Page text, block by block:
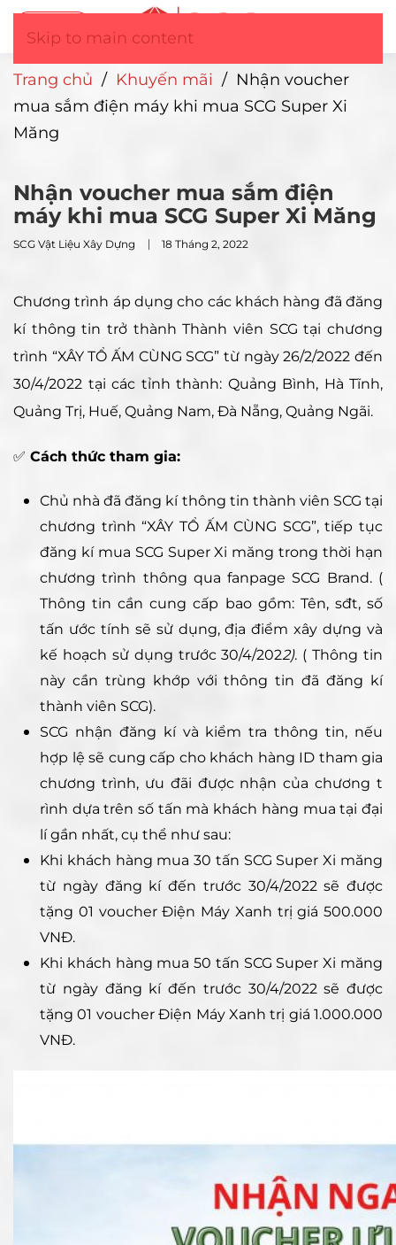
Skip to main content
Trang chủ / Khuyến mãi / Nhận voucher
mua sắm điện máy khi mua SCG Super Xi
Măng
Nhận voucher mua sắm điện
máy khi mua SCG Super Xi Măng
SCG Vật Liệu Xây Dựng 18 Tháng 2, 2022
Chương trình áp dụng cho các khách hàng đã đăng
kí thông tin trở thành Thành viên SCG tại chương
trình “XÂY TỔ ẤM CÙNG SCG” từ ngày 26/2/2022 đến
30/4/2022 tại các tỉnh thành: Quảng Bình, Hà Tĩnh,
Quảng Trị, Huế, Quảng Nam, Đà Nẵng, Quảng Ngãi.
✅ Cách thức tham gia:
Chủ nhà đã đăng kí thông tin thành viên SCG tại
chương trình “XÂY TỔ ẤM CÙNG SCG”, tiếp tục
đăng kí mua SCG Super Xi măng trong thời hạn
chương trình thông qua fanpage SCG Brand. (
Thông tin cần cung cấp bao gồm: Tên, sđt, số
tấn ước tính sẽ sử dụng, địa điểm xây dựng và
kế hoạch sử dụng trước 30/4/2022). ( Thông tin
này cần trùng khớp với thông tin đã đăng kí
thành viên SCG).
SCG nhận đăng kí và kiểm tra thông tin, nếu
hợp lệ sẽ cung cấp cho khách hàng ID tham gia
chương trình, ưu đãi được nhận của chương t
rình dựa trên số tấn mà khách hàng mua tại đại
lí gần nhất, cụ thể như sau:
Khi khách hàng mua 30 tấn SCG Super Xi măng
từ ngày đăng kí đến trước 30/4/2022 sẽ được
tặng 01 voucher Điện Máy Xanh trị giá 500.000
VNĐ.
Khi khách hàng mua 50 tấn SCG Super Xi măng
từ ngày đăng kí đến trước 30/4/2022 sẽ được
tặng 01 voucher Điện Máy Xanh trị giá 1.000.000
VNĐ.